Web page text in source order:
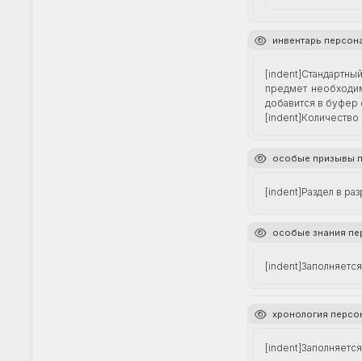
инвентарь
предмет
добавится в буфер
[indent]Количество
особые призывы
[indent]Раздел в
особые знания
хронология